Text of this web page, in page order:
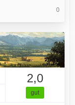
0
2,0
gut